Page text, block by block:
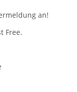
an!
Free.